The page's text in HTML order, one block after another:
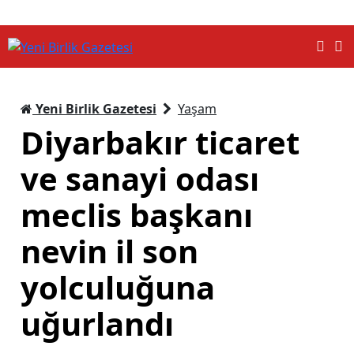
Yeni Birlik Gazetesi Yaşam
Diyarbakır ticaret
ve sanayi odası
meclis başkanı
nevin il son
yolculuğuna
uğurlandı